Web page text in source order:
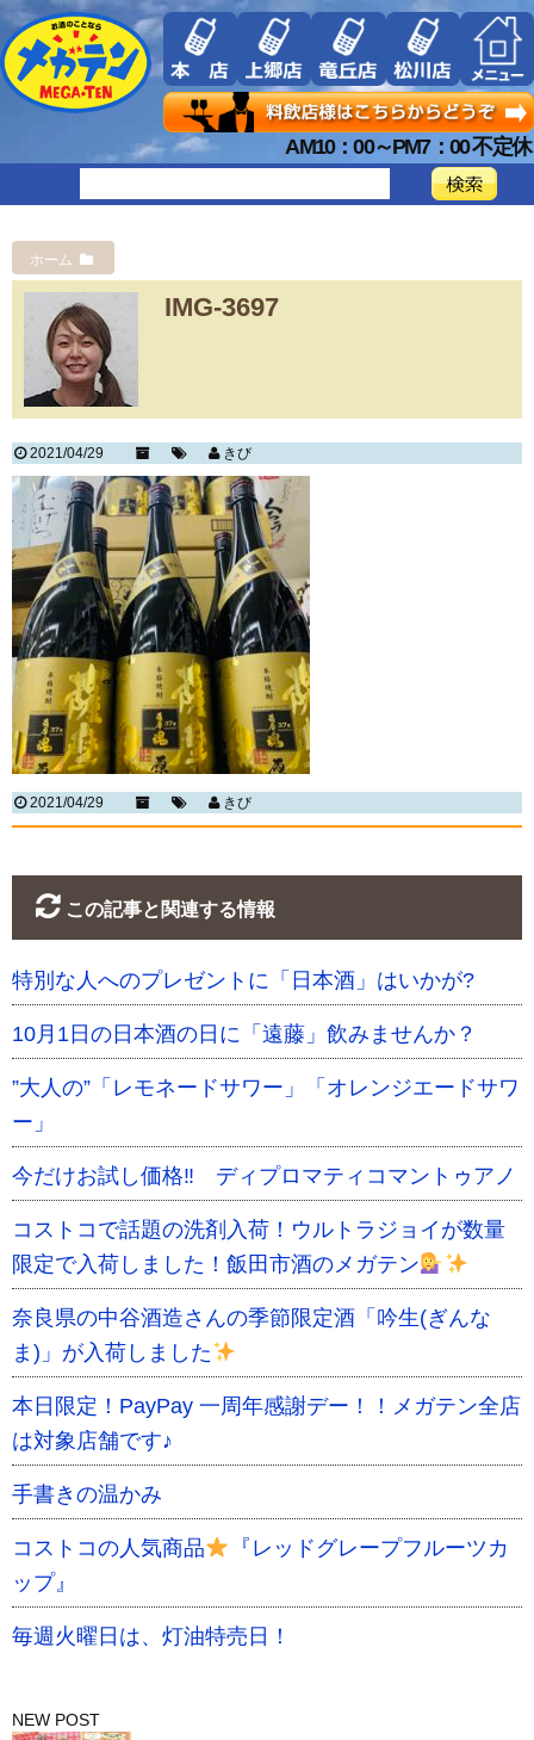
AM10：00～PM7：00 不定休
ホーム
IMG-3697
2021/04/29 きび
2021/04/29 きび
この記事と関連する情報
特別な人へのプレゼントに「日本酒」はいかが?
10月1日の日本酒の日に「遠藤」飲みませんか？
”大人の”「レモネードサワー」「オレンジエードサワ
ー」
今だけお試し価格‼ ディプロマティコマントゥアノ
コストコで話題の洗剤入荷！ウルトラジョイが数量
限定で入荷しました！飯田市酒のメガテン
奈良県の中谷酒造さんの季節限定酒「吟生(ぎんな
ま)」が入荷しました
本日限定！PayPay 一周年感謝デー！！メガテン全店
は対象店舗です♪
手書きの温かみ
コストコの人気商品
『レッドグレープフルーツカ
ップ』
毎週火曜日は、灯油特売日！
NEW POST